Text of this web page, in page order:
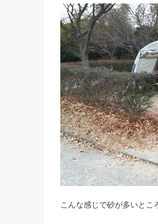
こんな感じで砂が多いとこ